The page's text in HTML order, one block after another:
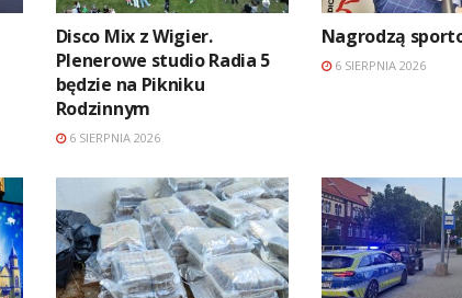
Disco Mix z Wigier.
Plenerowe studio Radia 5
będzie na Pikniku
Rodzinnym
6 SIERPNIA 2026
Nagrodzą
6 SIERPNIA 2026